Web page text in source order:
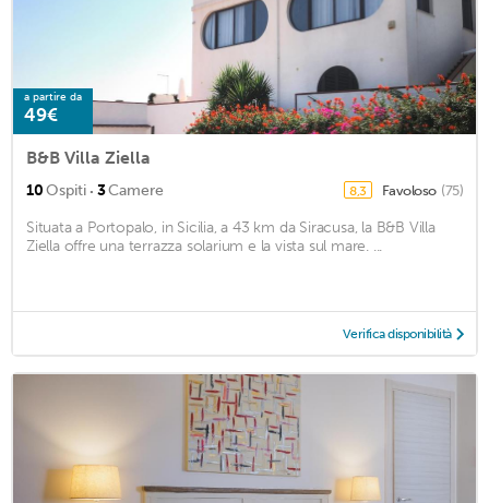
a partire da
49€
B&B Villa Ziella
10Ospiti · 3Camere 8,3 Favoloso (75)
Situata a Portopalo, in Sicilia, a 43 km da Siracusa, la B&B Villa
Ziella offre una terrazza solarium e la vista sul mare. ...
Verifica disponibilità